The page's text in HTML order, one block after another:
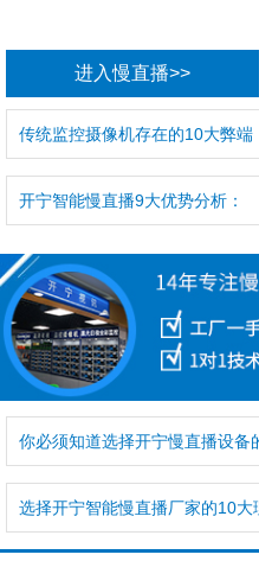
进入慢直播>>
传统监控摄像机存在的10大弊端
开宁智能慢直播9大优势分析：
你必须知道选择开宁慢直播设备
选择开宁智能慢直播厂家的10大